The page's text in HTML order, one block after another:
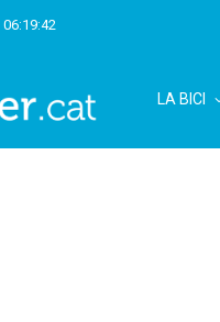
06:19:44
LA BICI